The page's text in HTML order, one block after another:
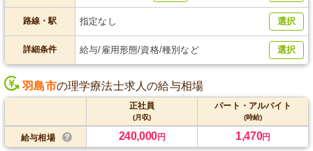
路線・駅 指定なし 選択
詳細条件 給与/雇用形態/資格/種別など 選択
羽島市の理学療法士求人の給与相場
正社員
(月収)
パート・アルバイト
(時給)
給与相場 240,000円 1,470円